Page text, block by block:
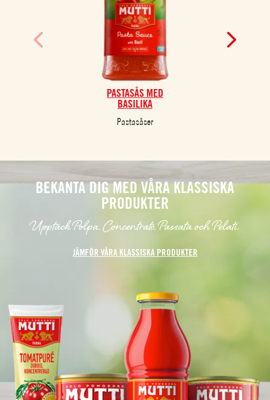
PASTASÅS MED
BASILIKA
Pastasåser
BEKANTA DIG MED VÅRA KLASSISKA
PRODUKTER
Upptäck Polpa, Concentrato, Passata och Pelati.
JÄMFÖR VÅRA KLASSISKA PRODUKTER